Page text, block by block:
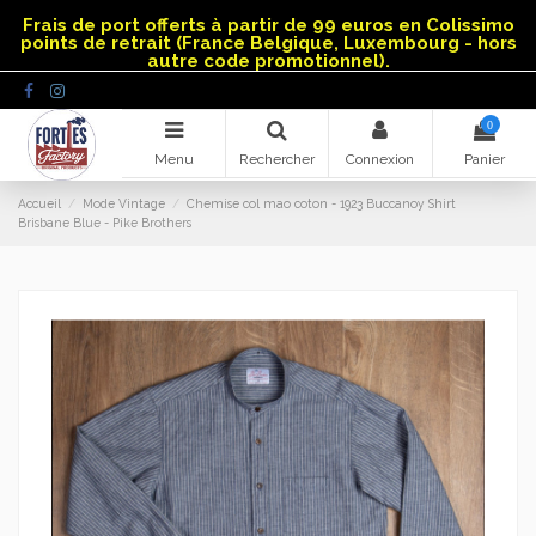
Frais de port offerts à partir de 99 euros en Colissimo
points de retrait (France Belgique, Luxembourg - hors
autre code promotionnel).
Menu Rechercher Connexion
0
Panier
Accueil Mode Vintage
Chemise col mao coton - 1923 Buccanoy Shirt
Brisbane Blue - Pike Brothers